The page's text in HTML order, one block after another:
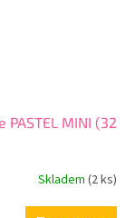
MINI (32
Skladem (2 ks)